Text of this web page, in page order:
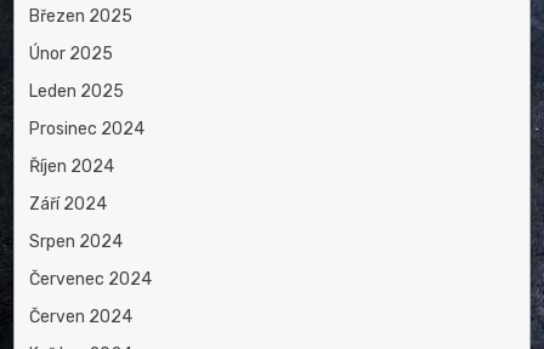
Březen 2025
Únor 2025
Leden 2025
Prosinec 2024
Říjen 2024
Září 2024
Srpen 2024
Červenec 2024
Červen 2024